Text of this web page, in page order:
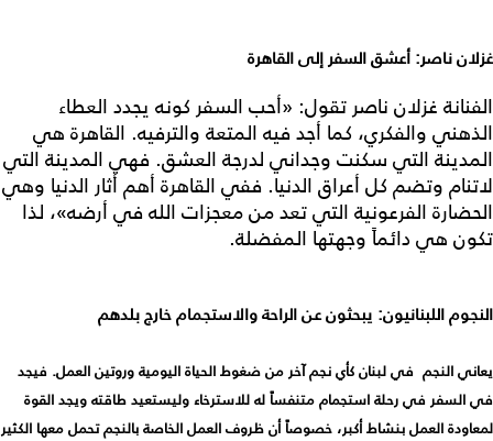
غزلان ناصر: أعشق السفر إلى القاهرة
الفنانة غزلان ناصر تقول: «أحب السفر كونه يجدد العطاء
الذهني والفكري، كما أجد فيه المتعة والترفيه. القاهرة هي
المدينة التي سكنت وجداني لدرجة العشق. فهي المدينة التي
لاتنام وتضم كل أعراق الدنيا. ففي القاهرة أهم أثار الدنيا وهي
الحضارة الفرعونية التي تعد من معجزات الله في أرضه»، لذا
تكون هي دائماً وجهتها المفضلة.
النجوم اللبنانيون: يبحثون عن الراحة والاستجمام خارج بلدهم
يعاني النجم في لبنان كأي نجم آخر من ضغوط الحياة اليومية وروتين العمل. فيجد
في السفر في رحلة استجمام متنفساً له للاسترخاء وليستعيد طاقته ويجد القوة
لمعاودة العمل بنشاط أكبر، خصوصاً أن ظروف العمل الخاصة بالنجم تحمل معها الكثير